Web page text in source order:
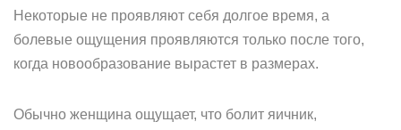
Некоторые не проявляют себя долгое время, а
болевые ощущения проявляются только после того,
когда новообразование вырастет в размерах.
Обычно женщина ощущает, что болит яичник,